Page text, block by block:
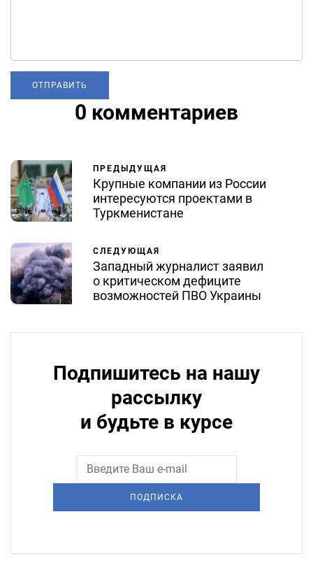
0 комментариев
ПРЕДЫДУЩАЯ
Крупные компании из России
интересуются проектами в
Туркменистане
СЛЕДУЮЩАЯ
Западный журналист заявил
о критическом дефиците
возможностей ПВО Украины
Подпишитесь на нашу
рассылку
и будьте в курсе
ПОДПИСКА